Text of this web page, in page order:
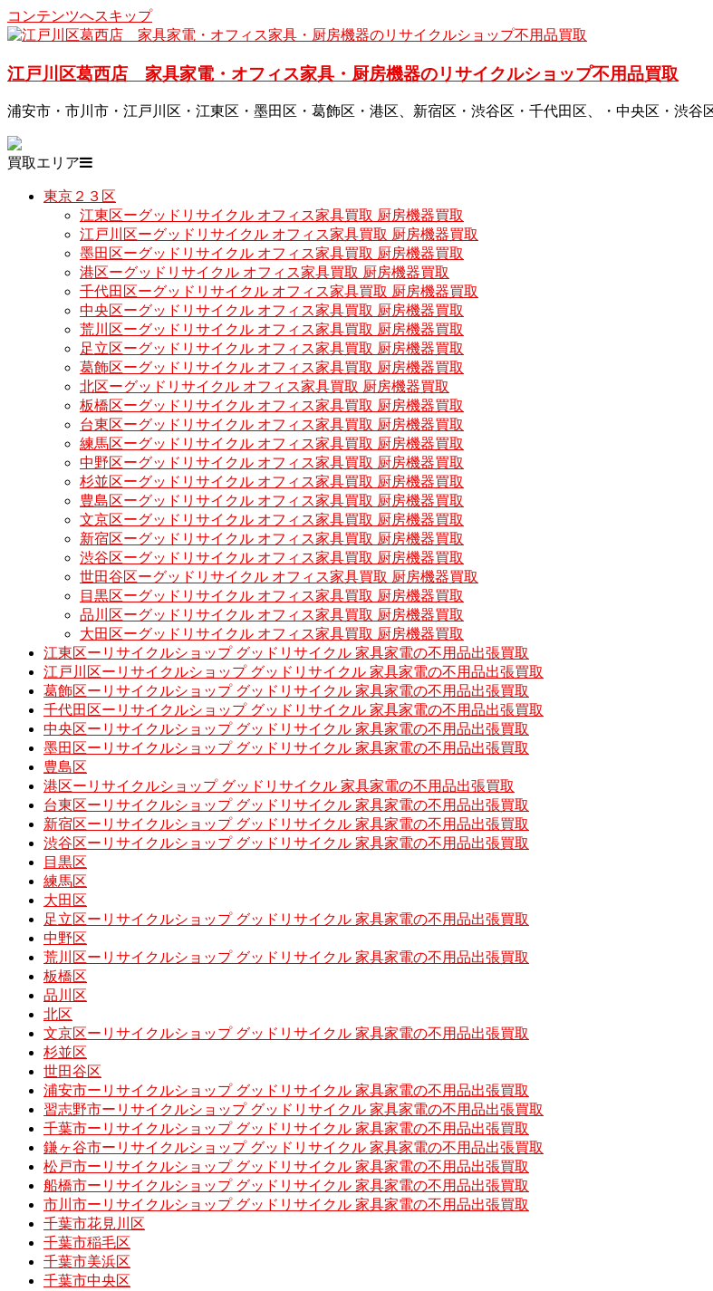
コンテンツへスキップ
江戸川区葛西店 家具家電・オフィス家具・厨房機器のリサイクルショップ不用品買取
浦安市・市川市・江戸川区・江東区・墨田区・葛飾区・港区、新宿区・渋谷区・千代田区、・中央区・渋
買取エリア
東京２３区
江東区ーグッドリサイクル オフィス家具買取 厨房機器買取
江戸川区ーグッドリサイクル オフィス家具買取 厨房機器買取
墨田区ーグッドリサイクル オフィス家具買取 厨房機器買取
港区ーグッドリサイクル オフィス家具買取 厨房機器買取
千代田区ーグッドリサイクル オフィス家具買取 厨房機器買取
中央区ーグッドリサイクル オフィス家具買取 厨房機器買取
荒川区ーグッドリサイクル オフィス家具買取 厨房機器買取
足立区ーグッドリサイクル オフィス家具買取 厨房機器買取
葛飾区ーグッドリサイクル オフィス家具買取 厨房機器買取
北区ーグッドリサイクル オフィス家具買取 厨房機器買取
板橋区ーグッドリサイクル オフィス家具買取 厨房機器買取
台東区ーグッドリサイクル オフィス家具買取 厨房機器買取
練馬区ーグッドリサイクル オフィス家具買取 厨房機器買取
中野区ーグッドリサイクル オフィス家具買取 厨房機器買取
杉並区ーグッドリサイクル オフィス家具買取 厨房機器買取
豊島区ーグッドリサイクル オフィス家具買取 厨房機器買取
文京区ーグッドリサイクル オフィス家具買取 厨房機器買取
新宿区ーグッドリサイクル オフィス家具買取 厨房機器買取
渋谷区ーグッドリサイクル オフィス家具買取 厨房機器買取
世田谷区ーグッドリサイクル オフィス家具買取 厨房機器買取
目黒区ーグッドリサイクル オフィス家具買取 厨房機器買取
品川区ーグッドリサイクル オフィス家具買取 厨房機器買取
大田区ーグッドリサイクル オフィス家具買取 厨房機器買取
江東区ーリサイクルショップ グッドリサイクル 家具家電の不用品出張買取
江戸川区ーリサイクルショップ グッドリサイクル 家具家電の不用品出張買取
葛飾区ーリサイクルショップ グッドリサイクル 家具家電の不用品出張買取
千代田区ーリサイクルショップ グッドリサイクル 家具家電の不用品出張買取
中央区ーリサイクルショップ グッドリサイクル 家具家電の不用品出張買取
墨田区ーリサイクルショップ グッドリサイクル 家具家電の不用品出張買取
豊島区
港区ーリサイクルショップ グッドリサイクル 家具家電の不用品出張買取
台東区ーリサイクルショップ グッドリサイクル 家具家電の不用品出張買取
新宿区ーリサイクルショップ グッドリサイクル 家具家電の不用品出張買取
渋谷区ーリサイクルショップ グッドリサイクル 家具家電の不用品出張買取
目黒区
練馬区
大田区
足立区ーリサイクルショップ グッドリサイクル 家具家電の不用品出張買取
中野区
荒川区ーリサイクルショップ グッドリサイクル 家具家電の不用品出張買取
板橋区
品川区
北区
文京区ーリサイクルショップ グッドリサイクル 家具家電の不用品出張買取
杉並区
世田谷区
浦安市ーリサイクルショップ グッドリサイクル 家具家電の不用品出張買取
習志野市ーリサイクルショップ グッドリサイクル 家具家電の不用品出張買取
千葉市ーリサイクルショップ グッドリサイクル 家具家電の不用品出張買取
鎌ヶ谷市ーリサイクルショップ グッドリサイクル 家具家電の不用品出張買取
松戸市ーリサイクルショップ グッドリサイクル 家具家電の不用品出張買取
船橋市ーリサイクルショップ グッドリサイクル 家具家電の不用品出張買取
市川市ーリサイクルショップ グッドリサイクル 家具家電の不用品出張買取
千葉市花見川区
千葉市稲毛区
千葉市美浜区
千葉市中央区